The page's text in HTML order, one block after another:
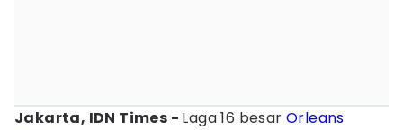
Jakarta, IDN Times - Laga 16 besarOrleans